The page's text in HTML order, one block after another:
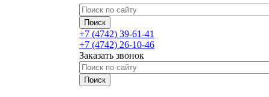
+7 (4742) 39-61-41
+7 (4742) 26-10-46
Заказать звонок